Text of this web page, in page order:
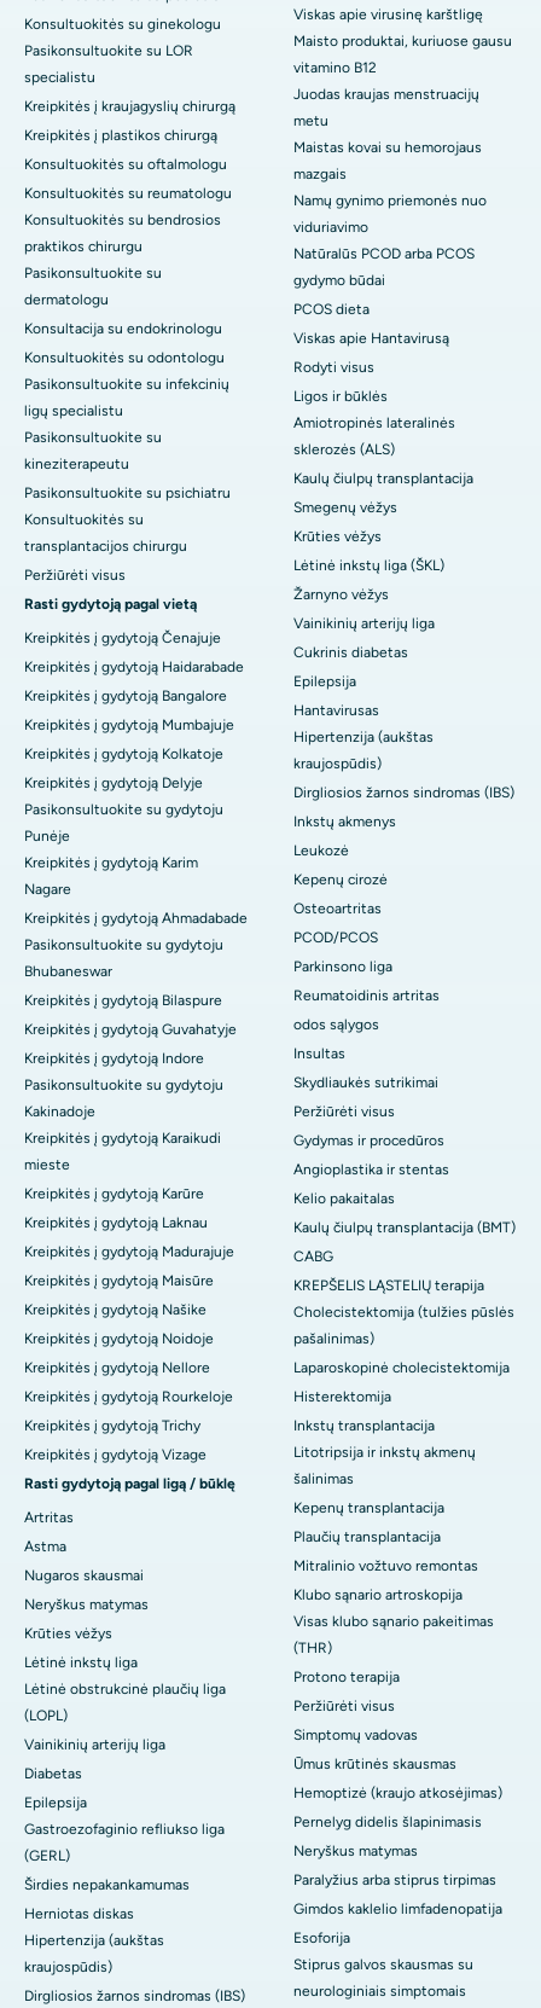
Konsultuokitės su ginekologu
Pasikonsultuokite su LOR
specialistu
Kreipkitės į kraujagyslių chirurgą
Kreipkitės į plastikos chirurgą
Konsultuokitės su oftalmologu
Konsultuokitės su reumatologu
Konsultuokitės su bendrosios
praktikos chirurgu
Pasikonsultuokite su
dermatologu
Konsultacija su endokrinologu
Konsultuokitės su odontologu
Pasikonsultuokite su infekcinių
ligų specialistu
Pasikonsultuokite su
kineziterapeutu
Pasikonsultuokite su psichiatru
Konsultuokitės su
transplantacijos chirurgu
Peržiūrėti visus
Rasti gydytoją pagal vietą
Kreipkitės į gydytoją Čenajuje
Kreipkitės į gydytoją Haidarabade
Kreipkitės į gydytoją Bangalore
Kreipkitės į gydytoją Mumbajuje
Kreipkitės į gydytoją Kolkatoje
Kreipkitės į gydytoją Delyje
Pasikonsultuokite su gydytoju
Punėje
Kreipkitės į gydytoją Karim
Nagare
Kreipkitės į gydytoją Ahmadabade
Pasikonsultuokite su gydytoju
Bhubaneswar
Kreipkitės į gydytoją Bilaspure
Kreipkitės į gydytoją Guvahatyje
Kreipkitės į gydytoją Indore
Pasikonsultuokite su gydytoju
Kakinadoje
Kreipkitės į gydytoją Karaikudi
mieste
Kreipkitės į gydytoją Karūre
Kreipkitės į gydytoją Laknau
Kreipkitės į gydytoją Madurajuje
Kreipkitės į gydytoją Maisūre
Kreipkitės į gydytoją Našike
Kreipkitės į gydytoją Noidoje
Kreipkitės į gydytoją Nellore
Kreipkitės į gydytoją Rourkeloje
Kreipkitės į gydytoją Trichy
Kreipkitės į gydytoją Vizage
Rasti gydytoją pagal ligą / būklę
Artritas
Astma
Nugaros skausmai
Neryškus matymas
Krūties vėžys
Lėtinė inkstų liga
Lėtinė obstrukcinė plaučių liga
(LOPL)
Vainikinių arterijų liga
Diabetas
Epilepsija
Gastroezofaginio refliukso liga
(GERL)
Širdies nepakankamumas
Herniotas diskas
Hipertenzija (aukštas
kraujospūdis)
Dirgliosios žarnos sindromas (IBS)
Viskas apie virusinę karštligę
Maisto produktai, kuriuose gausu
vitamino B12
Juodas kraujas menstruacijų
metu
Maistas kovai su hemorojaus
mazgais
Namų gynimo priemonės nuo
viduriavimo
Natūralūs PCOD arba PCOS
gydymo būdai
PCOS dieta
Viskas apie Hantavirusą
Rodyti visus
Ligos ir būklės
Amiotropinės lateralinės
sklerozės (ALS)
Kaulų čiulpų transplantacija
Smegenų vėžys
Krūties vėžys
Lėtinė inkstų liga (ŠKL)
Žarnyno vėžys
Vainikinių arterijų liga
Cukrinis diabetas
Epilepsija
Hantavirusas
Hipertenzija (aukštas
kraujospūdis)
Dirgliosios žarnos sindromas (IBS)
Inkstų akmenys
Leukozė
Kepenų cirozė
Osteoartritas
PCOD/PCOS
Parkinsono liga
Reumatoidinis artritas
odos sąlygos
Insultas
Skydliaukės sutrikimai
Peržiūrėti visus
Gydymas ir procedūros
Angioplastika ir stentas
Kelio pakaitalas
Kaulų čiulpų transplantacija (BMT)
CABG
KREPŠELIS LĄSTELIŲ terapija
Cholecistektomija (tulžies pūslės
pašalinimas)
Laparoskopinė cholecistektomija
Histerektomija
Inkstų transplantacija
Litotripsija ir inkstų akmenų
šalinimas
Kepenų transplantacija
Plaučių transplantacija
Mitralinio vožtuvo remontas
Klubo sąnario artroskopija
Visas klubo sąnario pakeitimas
(THR)
Protono terapija
Peržiūrėti visus
Simptomų vadovas
Ūmus krūtinės skausmas
Hemoptizė (kraujo atkosėjimas)
Pernelyg didelis šlapinimasis
Neryškus matymas
Paralyžius arba stiprus tirpimas
Gimdos kaklelio limfadenopatija
Esoforija
Stiprus galvos skausmas su
neurologiniais simptomais